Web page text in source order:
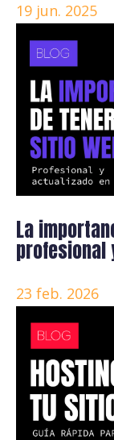
19 jun. 2025
La
profesional
23 feb. 2026